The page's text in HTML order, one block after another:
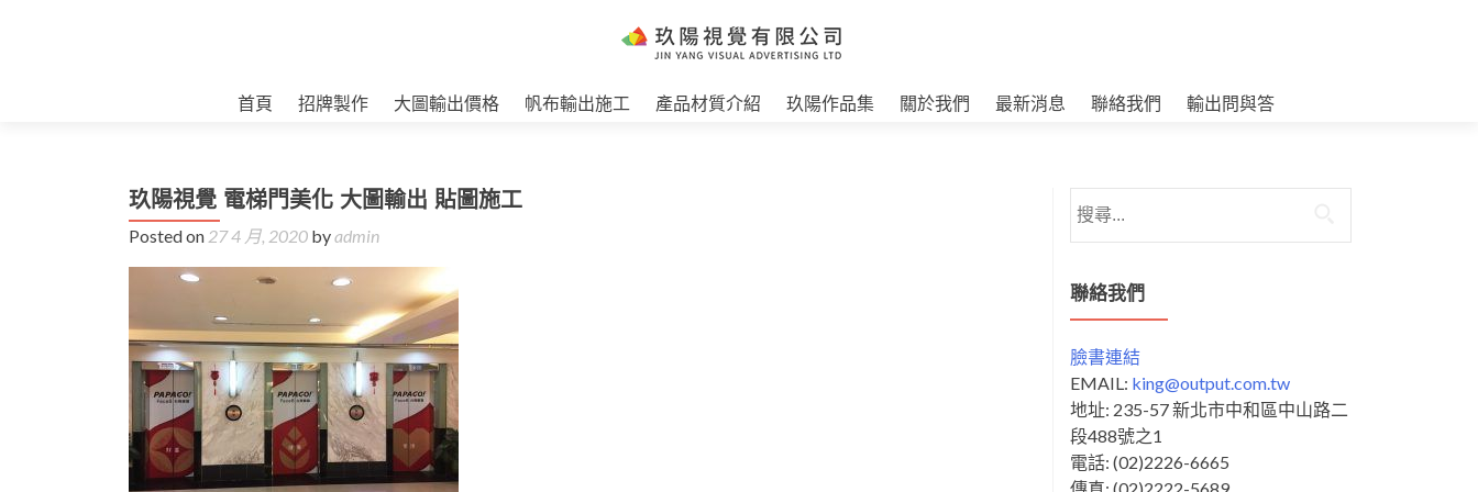
首頁 招牌製作 大圖輸出價格 帆布輸出施工 產品材質介紹 玖陽作品集 關於我們 最新消息 聯絡我們 輸出問與答
玖陽視覺 電梯門美化 大圖輸出 貼圖施工
Posted on 27 4 月, 2020 byadmin
尋
鍵
字:
聯絡我們
臉書連結
EMAIL: king@output.com.tw
地址: 235-57 新北市中和區中山路二
段488號之1
電話: (02)2226-6665